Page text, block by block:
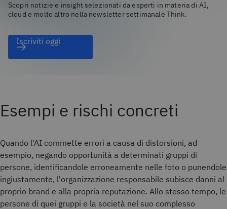
Scopri notizie e insight selezionati da esperti in materia di AI,
cloud e molto altro nella newsletter settimanale Think.
Iscriviti oggi
Esempi e rischi concreti
Quando l'AI commette errori a causa di distorsioni, ad
esempio, negando opportunità a determinati gruppi di
persone, identificandole erroneamente nelle foto o punendole
ingiustamente, l'organizzazione responsabile subisce danni al
proprio brand e alla propria reputazione. Allo stesso tempo, le
persone di quei gruppi e la società nel suo complesso